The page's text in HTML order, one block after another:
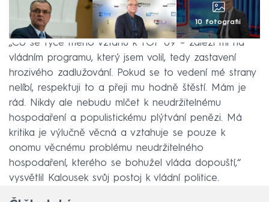
10 fotografií
„Co se týče mého vztahu k TOP 09 – záleží mi na
vládním programu, který jsem volil, tedy zastavení
hrozivého zadlužování. Pokud se to vedení mé strany
nelíbí, respektuji to a přeji mu hodně štěstí. Mám je
rád. Nikdy ale nebudu mlčet k neudržitelnému
hospodaření a populistickému plýtvání penězi. Má
kritika je výlučně věcná a vztahuje se pouze k
onomu věcnému problému neudržitelného
hospodaření, kterého se bohužel vláda dopouští,“
vysvětlil Kalousek svůj postoj k vládní politice.